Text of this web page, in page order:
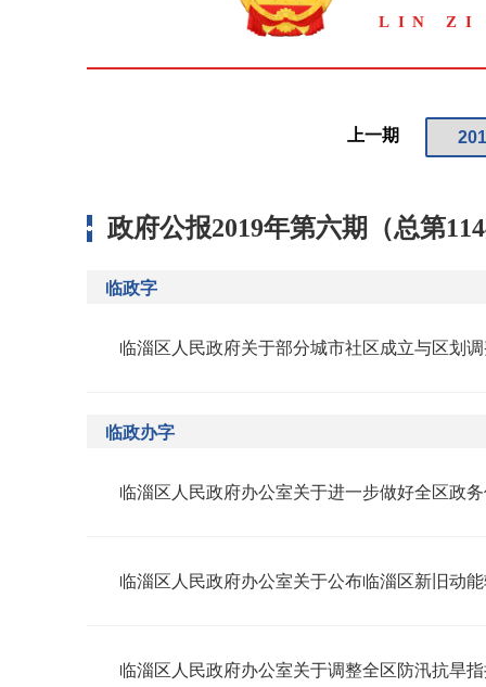
上一期
政府公报2019年第六期（总第
临政字
临淄区人民政府关于部分城市社区成立与区划
临政办字
临淄区人民政府办公室关于进一步做好全区政
临淄区人民政府办公室关于调整全区防汛抗旱